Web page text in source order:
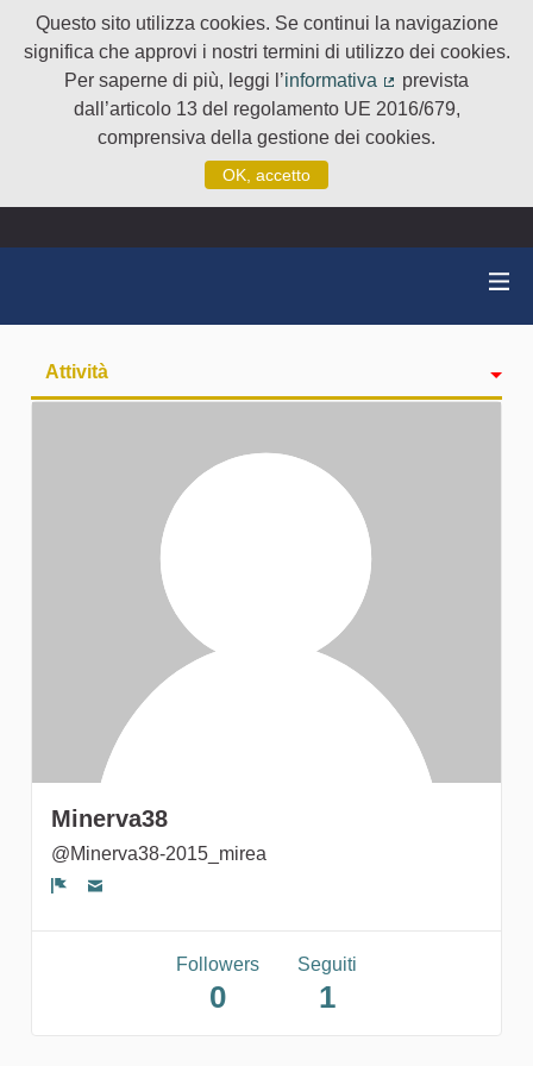
Questo sito utilizza cookies. Se continui la navigazione
significa che approvi i nostri termini di utilizzo dei cookies.
Per saperne di più, leggi l’informativa
(Collegamento
prevista
dall’articolo 13 del regolamento UE 2016/679,
comprensiva della gestione dei cookies.
OK, accetto
Attività
Minerva38
@Minerva38-2015_mirea
Followers
0
Seguiti
1